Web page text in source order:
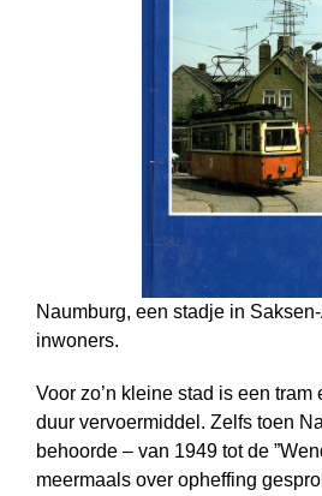
Naumburg, een stadje in
inwoners.
Voor zo’n kleine stad is een
duur vervoermiddel. Zelfs toen
behoorde – van 1949 tot de
meermaals over opheffing